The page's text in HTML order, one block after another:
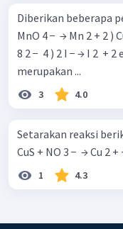
Diberikan beberapa
MnO 4 − ​ → Mn 2 + 2 )
8 2 − ​ 4 ) 2 I − → I 2 ​ + 2 e − Persamaan reaksi
merupakan ...
3 4.0
Setarakan reaksi
CuS + NO 3 − ​ → Cu 2
1 4.3